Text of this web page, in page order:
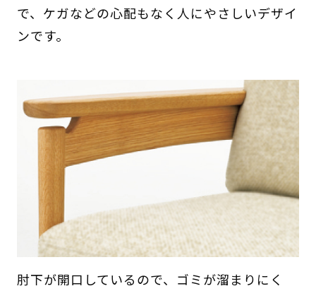
で、ケガなどの心配もなく人にやさしいデザイ
ンです。
肘下が開口しているので、ゴミが溜まりにく